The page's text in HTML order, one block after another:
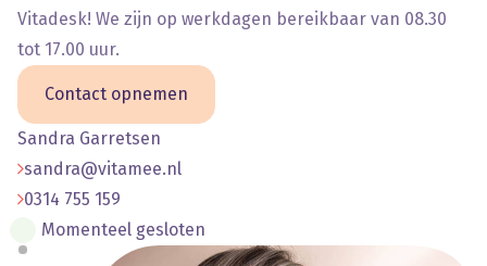
Vitadesk! We zijn op werkdagen bereikbaar van 08.30
tot 17.00 uur.
Contact opnemen
Sandra Garretsen
sandra@vitamee.nl
0314 755 159
Momenteel gesloten